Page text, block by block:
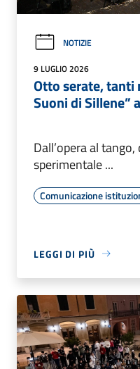
NOTIZIE
9 LUGLIO 2026
Otto serate, tanti
Suoni di Sillene”
Dall’opera al
sperimentale ...
Comunicazione
LEGGI DI PIÙ